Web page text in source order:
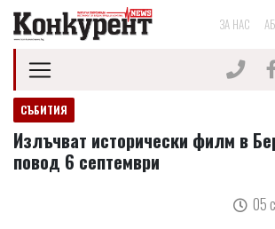
ЗА НАС
СЪБИТИЯ
Излъчват исторически филм в
повод 6 септември
05